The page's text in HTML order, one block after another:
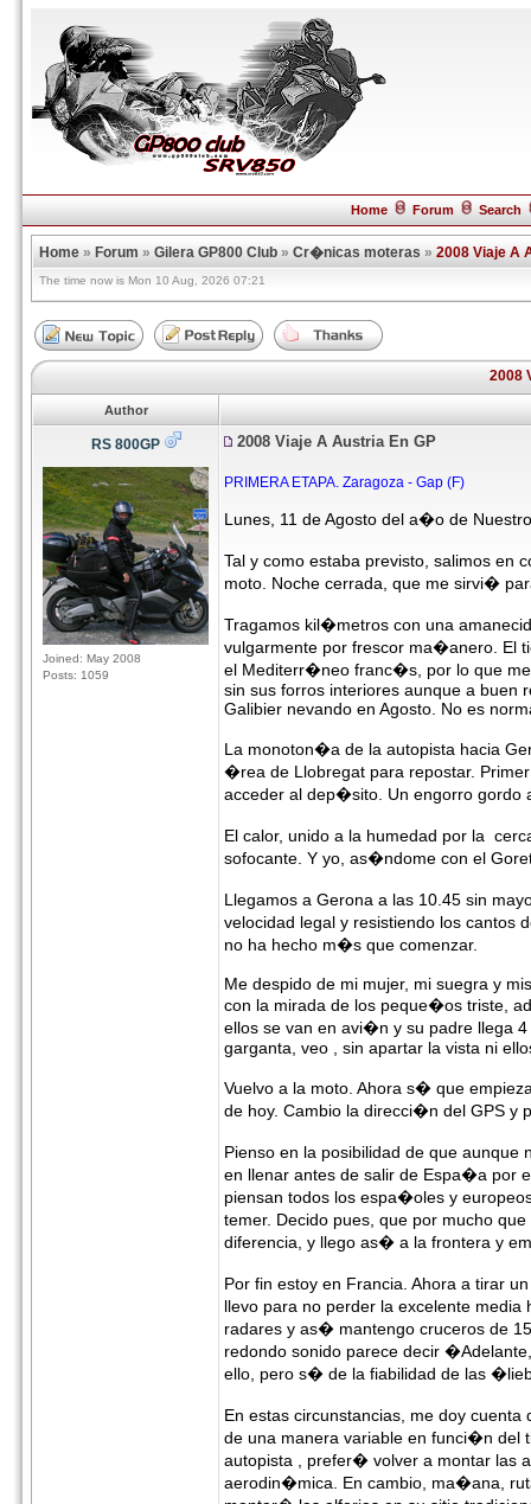
Home Forum Search
Home » Forum » Gilera GP800 Club » Cr�nicas moteras » 2008 Viaje A
The time now is Mon 10 Aug, 2026 07:21
2008
Author
RS 800GP
Joined: May 2008
Posts: 1059
2008 Viaje A Austria En GP
PRIMERA ETAPA. Zaragoza - Gap (F)
Lunes, 11 de Agosto del a�o de
Tal y como estaba previsto, salimos en
moto. Noche cerrada, que me sirvi�
Tragamos kil�metros con una
vulgarmente por frescor ma�anero. El
el Mediterr�neo franc�s, por lo que
sin sus forros interiores aunque a buen
Galibier nevando en Agosto. No es
La monoton�a de la autopista hacia
�rea de Llobregat para repostar.
acceder al dep�sito. Un engorro
El calor, unido a la humedad por la
sofocante. Y yo, as�ndome con el
Llegamos a Gerona a las 10.45 sin
velocidad legal y resistiendo los
no ha hecho m�s que comenzar.
Me despido de mi mujer, mi suegra y
con la mirada de los peque�os triste,
ellos se van en avi�n y su padre llega
garganta, veo , sin apartar la vista ni
Vuelvo a la moto. Ahora s� que
de hoy. Cambio la direcci�n del GPS y
Pienso en la posibilidad de que
en llenar antes de salir de Espa�a por
piensan todos los espa�oles y
temer. Decido pues, que por mucho
diferencia, y llego as� a la frontera y
Por fin estoy en Francia. Ahora a tirar
llevo para no perder la excelente
radares y as� mantengo cruceros de
redondo sonido parece decir
ello, pero s� de la fiabilidad de las
En estas circunstancias, me doy
de una manera variable en funci�n del
autopista , prefer� volver a montar las
aerodin�mica. En cambio, ma�ana,